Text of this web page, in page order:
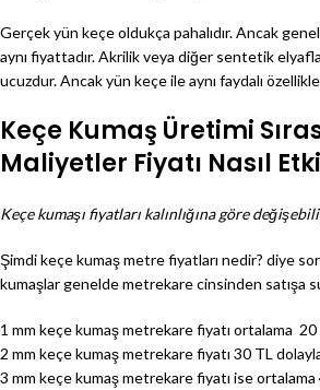
Gerçek yün keçe oldukça pahalıdır. Ancak
aynı fiyattadır. Akrilik veya diğer sentetik
ucuzdur. Ancak yün keçe ile aynı faydalı
Keçe Kumaş Üretimi
Maliyetler Fiyatı Nasıl
Keçe kumaşı fiyatları kalınlığına göre
Şimdi keçe kumaş metre fiyatları nedir? diye
kumaşlar genelde metrekare cinsinden satışa
1 mm keçe kumaş metrekare fiyatı ortalama 20
2 mm keçe kumaş metrekare fiyatı 30 TL
3 mm keçe kumaş metrekare fiyatı ise ortalama